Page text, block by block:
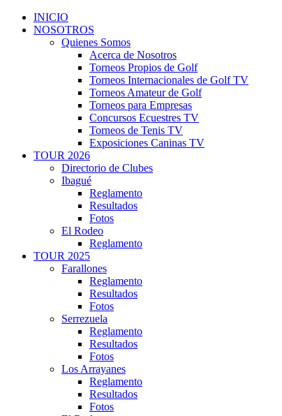
INICIO
NOSOTROS
Quienes Somos
Acerca de Nosotros
Torneos Propios de Golf
Torneos Internacionales de Golf TV
Torneos Amateur de Golf
Torneos para Empresas
Concursos Ecuestres TV
Torneos de Tenis TV
Exposiciones Caninas TV
TOUR 2026
Directorio de Clubes
Ibagué
Reglamento
Resultados
Fotos
El Rodeo
Reglamento
TOUR 2025
Farallones
Reglamento
Resultados
Fotos
Serrezuela
Reglamento
Resultados
Fotos
Los Arrayanes
Reglamento
Resultados
Fotos